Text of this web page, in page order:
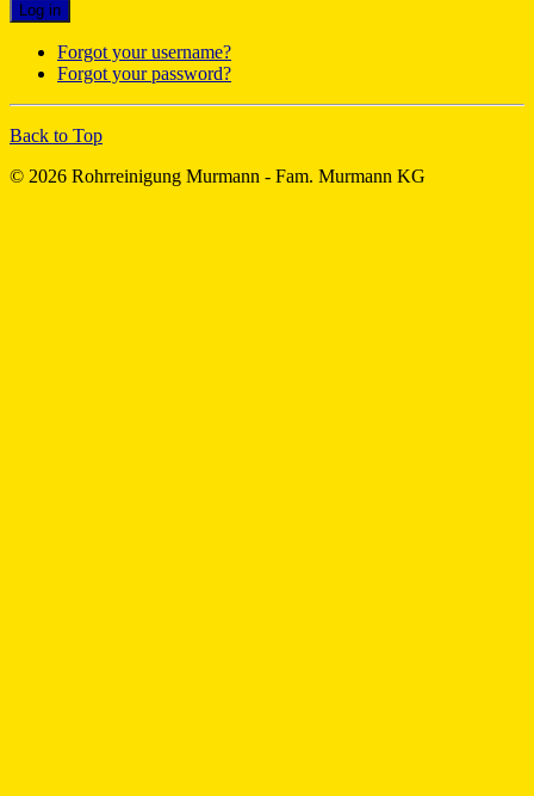
Log in
Forgot your username?
Forgot your password?
Back to Top
© 2026 Rohrreinigung Murmann - Fam. Murmann KG